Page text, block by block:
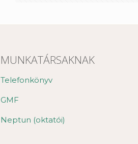
MUNKATÁRSAKNAK
Telefonkönyv
GMF
Neptun (oktatói)